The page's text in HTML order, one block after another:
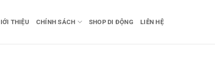
THIỆU CHÍNH SÁCH SHOP DI ĐỘNG LIÊN HỆ